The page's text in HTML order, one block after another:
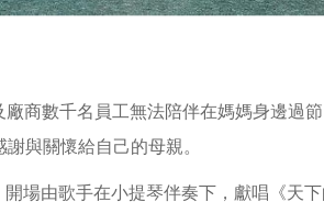
廠商數千名員工無法陪伴在媽媽身邊過
與關懷給自己的母親。
場由歌手在小提琴伴奏下，獻唱《天